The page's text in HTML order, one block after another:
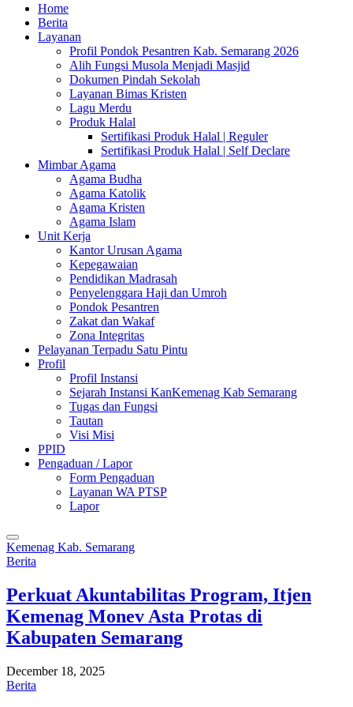
Home
Berita
Layanan
Profil Pondok Pesantren Kab. Semarang 2026
Alih Fungsi Musola Menjadi Masjid
Dokumen Pindah Sekolah
Layanan Bimas Kristen
Lagu Merdu
Produk Halal
Sertifikasi Produk Halal | Reguler
Sertifikasi Produk Halal | Self Declare
Mimbar Agama
Agama Budha
Agama Katolik
Agama Kristen
Agama Islam
Unit Kerja
Kantor Urusan Agama
Kepegawaian
Pendidikan Madrasah
Penyelenggara Haji dan Umroh
Pondok Pesantren
Zakat dan Wakaf
Zona Integritas
Pelayanan Terpadu Satu Pintu
Profil
Profil Instansi
Sejarah Instansi KanKemenag Kab Semarang
Tugas dan Fungsi
Tautan
Visi Misi
PPID
Pengaduan / Lapor
Form Pengaduan
Layanan WA PTSP
Lapor
Kemenag Kab. Semarang
Berita
Perkuat Akuntabilitas Program, Itjen
Kemenag Monev Asta Protas di
Kabupaten Semarang
December 18, 2025
Berita